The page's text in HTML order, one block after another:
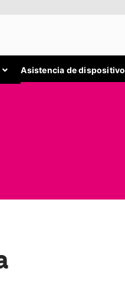
Asistencia de dispositivo